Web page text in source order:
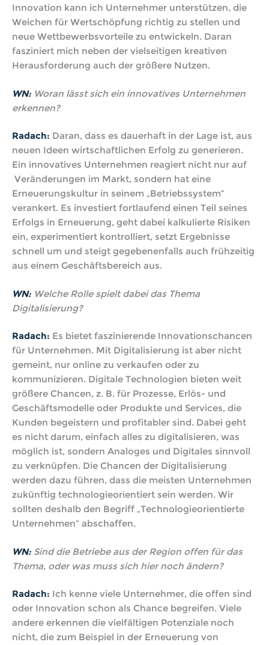
Innovation kann ich Unternehmer unterstützen, die
Weichen für Wertschöpfung richtig zu stellen und
neue Wettbewerbsvorteile zu entwickeln. Daran
fasziniert mich neben der vielseitigen kreativen
Herausforderung auch der größere Nutzen.
WN: Woran lässt sich ein innovatives Unternehmen
erkennen?
Radach: Daran, dass es dauerhaft in der Lage ist, aus
neuen Ideen wirtschaftlichen Erfolg zu generieren.
Ein innovatives Unternehmen reagiert nicht nur auf
Veränderungen im Markt, sondern hat eine
Erneuerungskultur in seinem „Betriebssystem“
verankert. Es investiert fortlaufend einen Teil seines
Erfolgs in Erneuerung, geht dabei kalkulierte Risiken
ein, experimentiert kontrolliert, setzt Ergebnisse
schnell um und steigt gegebenenfalls auch frühzeitig
aus einem Geschäftsbereich aus.
WN: Welche Rolle spielt dabei das Thema
Digitalisierung?
Radach: Es bietet faszinierende Innovationschancen
für Unternehmen. Mit Digitalisierung ist aber nicht
gemeint, nur online zu verkaufen oder zu
kommunizieren. Digitale Technologien bieten weit
größere Chancen, z. B. für Prozesse, Erlös- und
Geschäftsmodelle oder Produkte und Services, die
Kunden begeistern und profitabler sind. Dabei geht
es nicht darum, einfach alles zu digitalisieren, was
möglich ist, sondern Analoges und Digitales sinnvoll
zu verknüpfen. Die Chancen der Digitalisierung
werden dazu führen, dass die meisten Unternehmen
zukünftig technologieorientiert sein werden. Wir
sollten deshalb den Begriff „Technologieorientierte
Unternehmen“ abschaffen.
WN: Sind die Betriebe aus der Region offen für das
Thema, oder was muss sich hier noch ändern?
Radach: Ich kenne viele Unternehmer, die offen sind
oder Innovation schon als Chance begreifen. Viele
andere erkennen die vielfältigen Potenziale noch
nicht, die zum Beispiel in der Erneuerung von